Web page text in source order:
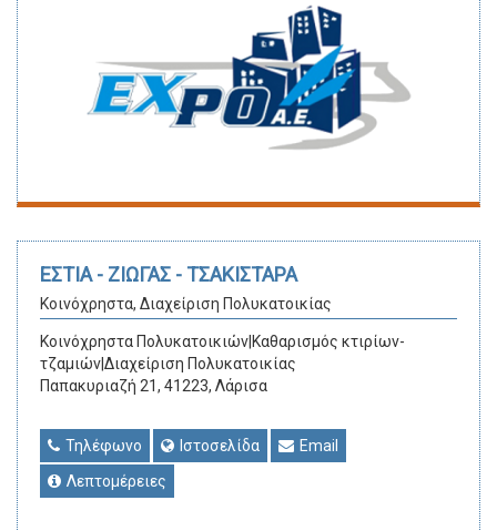
ΕΣΤΙΑ - ΖΙΩΓΑΣ - ΤΣΑΚΙΣΤΑΡΑ
Κοινόχρηστα, Διαχείριση Πολυκατοικίας
Κοινόχρηστα Πολυκατοικιών|Καθαρισμός κτιρίων-
τζαμιών|Διαχείριση Πολυκατοικίας
Παπακυριαζή 21, 41223, Λάρισα
Τηλέφωνο Ιστοσελίδα
Email
Λεπτομέρειες